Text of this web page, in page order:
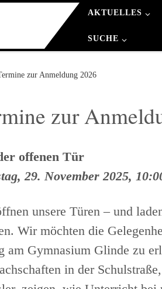
AKTUELLES
SUCHE
zur Anmeldung 2026
zur
offenen Tür
29. November 2025,
unsere Türen – und
Wir möchten die
am Gymnasium Glinde zu
in der